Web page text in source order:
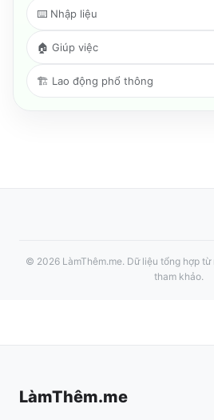
⌨️ Nhập liệu
🏠 Giúp việc
🏗️ Lao động phổ thông
© 2026 LàmThêm.me. Dữ liệu tổng hợp
tham khảo.
LàmThêm.me